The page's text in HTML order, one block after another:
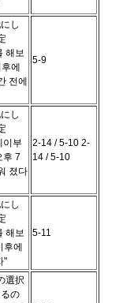
し
해보
에
전에
5-9
し
이부
후 7
졌다
2-14 / 5-10 2-
14 / 5-10
し
해보
후에
"
5-11
選択
の